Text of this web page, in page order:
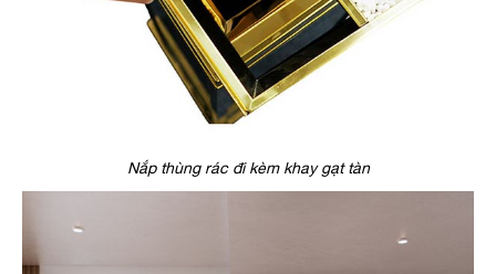
Nắp thùng rác đi kèm khay gạt tàn